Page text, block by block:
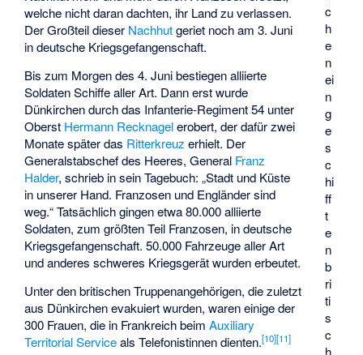
c
h
e
n
ei
n
g
e
s
c
hi
ff
t
e
n
b
ri
ti
s
c
h
welche nicht daran dachten, ihr Land zu verlassen.
Der Großteil dieser Nachhutgeriet noch am 3. Juni
in deutsche Kriegsgefangenschaft.
Bis zum Morgen des 4. Juni bestiegen alliierte
Soldaten Schiffe aller Art. Dann erst wurde
Dünkirchen durch das Infanterie-Regiment 54 unter
Oberst Hermann Recknagelerobert, der dafür zwei
Monate später das Ritterkreuz erhielt. Der
Generalstabschef des Heeres, General Franz
Halder, schrieb in sein Tagebuch: „Stadt und Küste
in unserer Hand. Franzosen und Engländer sind
weg.“ Tatsächlich gingen etwa 80.000 alliierte
Soldaten, zum größten Teil Franzosen, in deutsche
Kriegsgefangenschaft. 50.000 Fahrzeuge aller Art
und anderes schweres Kriegsgerät wurden erbeutet.
Unter den britischen Truppenangehörigen, die zuletzt
aus Dünkirchen evakuiert wurden, waren einige der
300 Frauen, die in Frankreich beimAuxiliary
Territorial Serviceals Telefonistinnen dienten.[10][11]